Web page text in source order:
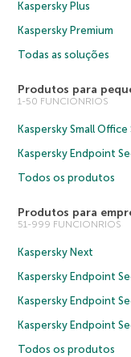
Kaspersky Plus
Kaspersky Premium
Todas as soluções
Produtos para
1-50 FUNCIONRIOS
Kaspersky Small
Kaspersky Endpoint
Todos os produtos
Produtos para
51-999 FUNCIONRIOS
Kaspersky Next
Kaspersky Endpoint
Kaspersky Endpoint
Kaspersky Endpoint
Todos os produtos